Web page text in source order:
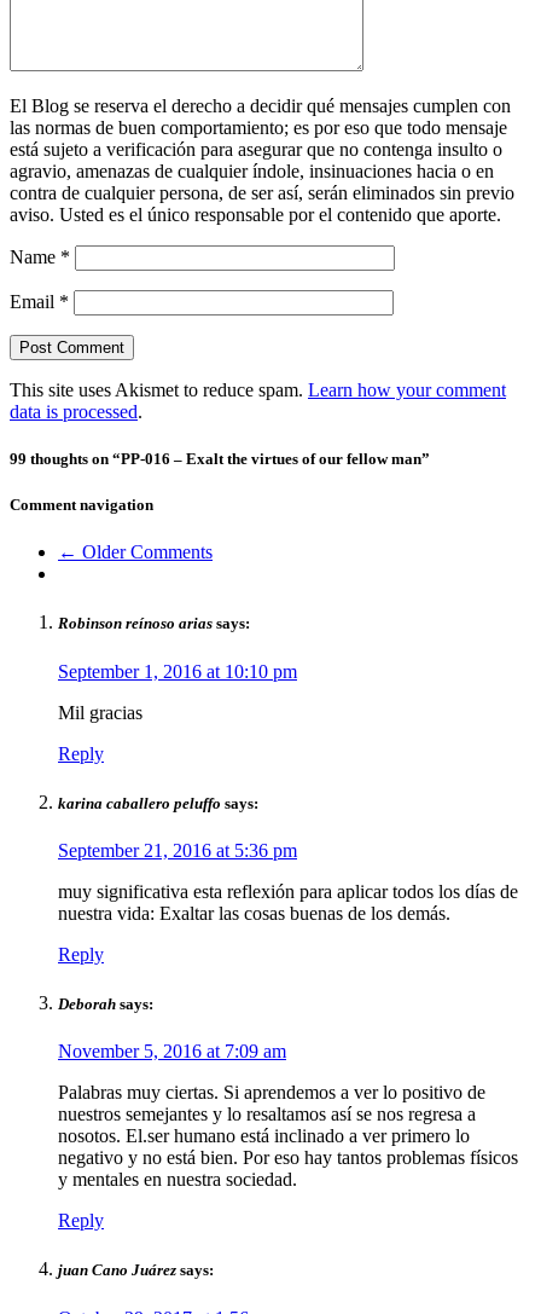
El Blog se reserva el derecho a decidir qué mensajes cumplen con
las normas de buen comportamiento; es por eso que todo mensaje
está sujeto a verificación para asegurar que no contenga insulto o
agravio, amenazas de cualquier índole, insinuaciones hacia o en
contra de cualquier persona, de ser así, serán eliminados sin previo
aviso. Usted es el único responsable por el contenido que aporte.
Name *
Email *
This site uses Akismet to reduce spam. Learn how your comment
data is processed.
99 thoughts on “PP-016 – Exalt the virtues of our fellow man”
Comment navigation
← Older Comments
Robinson reínoso arias says:
September 1, 2016 at 10:10 pm
Mil gracias
Reply
karina caballero peluffo says:
September 21, 2016 at 5:36 pm
muy significativa esta reflexión para aplicar todos los días de
nuestra vida: Exaltar las cosas buenas de los demás.
Reply
Deborah says:
November 5, 2016 at 7:09 am
Palabras muy ciertas. Si aprendemos a ver lo positivo de
nuestros semejantes y lo resaltamos así se nos regresa a
nosotos. El.ser humano está inclinado a ver primero lo
negativo y no está bien. Por eso hay tantos problemas físicos
y mentales en nuestra sociedad.
Reply
juan Cano Juárez says: